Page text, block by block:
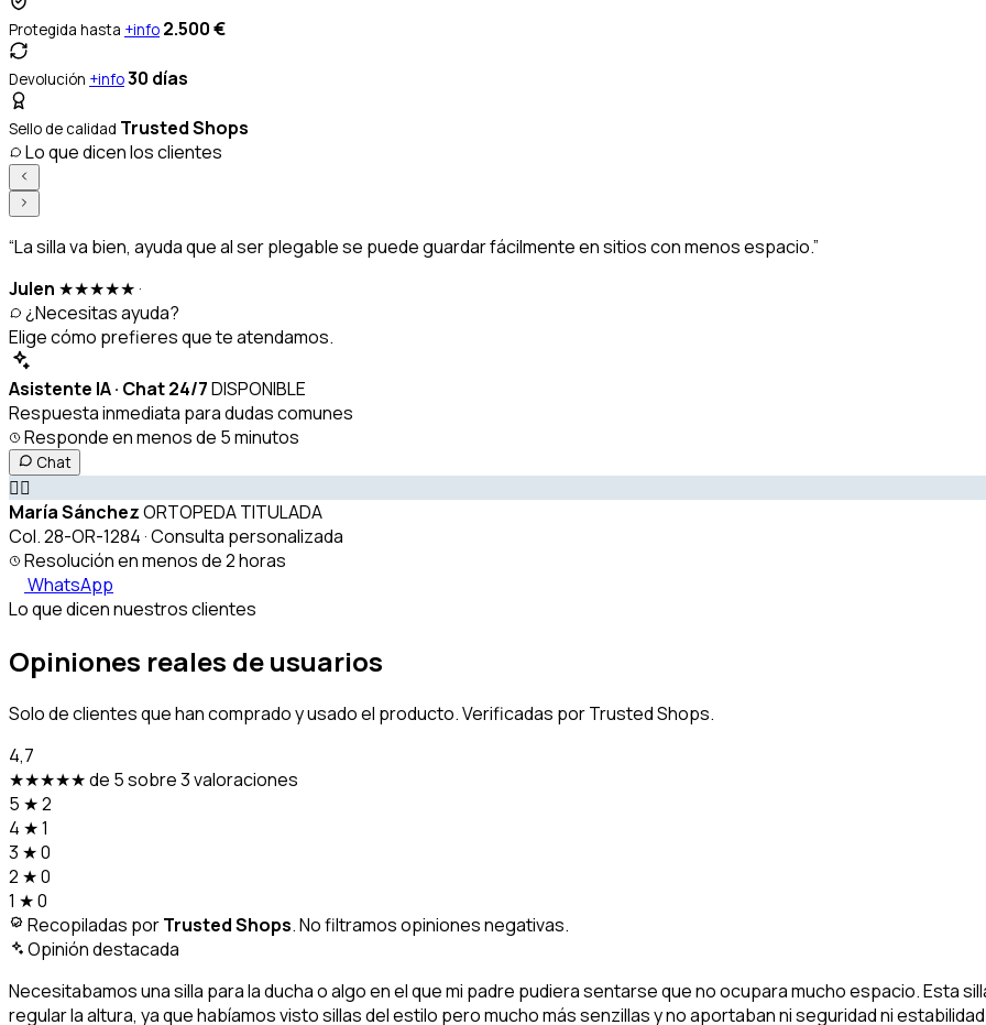
Protegida hasta +info 2.500 €
Devolución +info30 días
Sello de calidad Trusted Shops
Lo que dicen los clientes
“La silla va bien, ayuda que al ser plegable se puede guardar fácilmente en sitios con menos espacio.”
Julen ★★★★★·
¿Necesitas ayuda?
Elige cómo prefieres que te atendamos.
Asistente IA · Chat 24/7DISPONIBLE
Respuesta inmediata para dudas comunes
Responde en menos de 5 minutos
Chat
👩‍⚕️
María SánchezORTOPEDA TITULADA
Col. 28-OR-1284 · Consulta personalizada
Resolución en menos de 2 horas
WhatsApp
Lo que dicen nuestros clientes
Opiniones reales de usuarios
Solo de clientes que han comprado y usado el producto. Verificadas por Trusted Shops.
4,7
★★★★★de 5 sobre 3 valoraciones
5 ★2
4 ★1
3 ★0
2 ★0
1 ★0
Recopiladas porTrusted Shops. No filtramos opiniones negativas.
Opinión destacada
Necesitabamos una silla para la ducha o algo en el que mi padre pudiera sentarse que no ocupara mucho espacio. Esta
regular la altura, ya que habíamos visto sillas del estilo pero mucho más senzillas y no aportaban ni seguridad ni